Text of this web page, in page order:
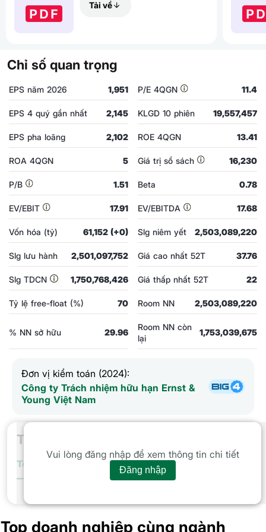
Tải về
Chỉ số quan trọng
EPS năm 2026 1,951 P/E 4QGN 11.4
EPS 4 quý gần nhất 2,145 KLGD 10 phiên 19,557,457
EPS pha loãng 2,102 ROE 4QGN 13.41
ROA 4QGN 5 Giá trị sổ sách 16,230
P/B 1.51 Beta 0.78
EV/EBIT 17.91 EV/EBITDA 17.68
Vốn hóa (tỷ) 61,152 (+0) Slg niêm yết 2,503,089,220
Slg lưu hành 2,501,097,752 Giá cao nhất 52T 37.76
Slg TDCN 1,750,768,426 Giá thấp nhất 52T 22
Tỷ lệ free-float (%) 70 Room NN 2,503,089,220
% NN sở hữu 29.96
Room NN còn
lại
1,753,039,675
Đơn vị kiểm toán (2024):
Công ty Trách nhiệm hữu hạn Ernst &
Young Việt Nam
Thống kê giao dịch
Tổng giá trị GTGD Tự doanhNước ngoài
Vui lòng đăng nhập để xem thông tin chi tiết
Đăng nhập
Top doanh nghiệp cùng ngành